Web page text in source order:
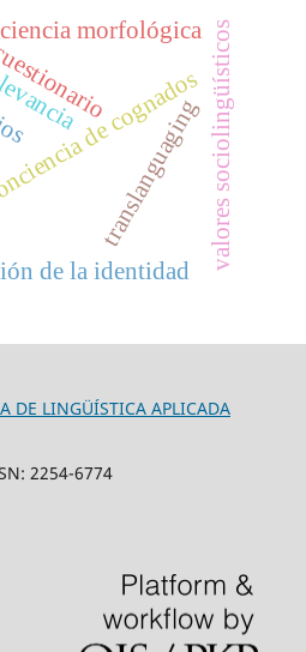
de cognadosvalores sociolingüísticos
de la identidad
morfológica
translanguaging
DE LINGÜÍSTICA APLICADA
2254-6774